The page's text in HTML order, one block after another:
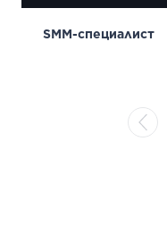
SMM-специалист